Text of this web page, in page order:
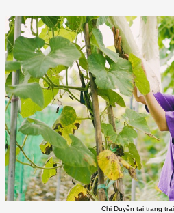
Chị Duyên tại trang